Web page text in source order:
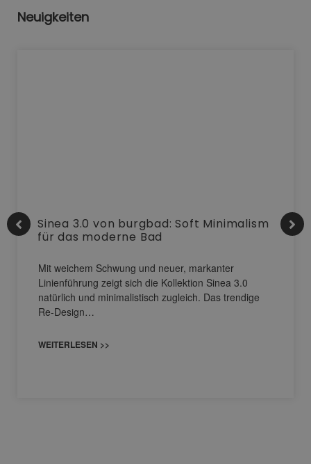
Neuigkeiten
Sinea 3.0 von burgbad: Soft Minimalism
für das moderne Bad
Mit weichem Schwung und neuer, markanter
Linienführung zeigt sich die Kollektion Sinea 3.0
natürlich und minimalistisch zugleich. Das trendige
Re-Design…
WEITERLESEN >>